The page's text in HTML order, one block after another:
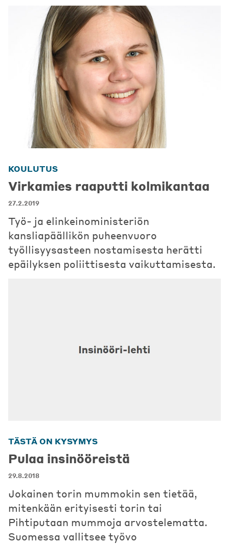
KOULUTUS
Virkamies raaputti kolmikantaa
27.2.2019
Työ- ja elinkeinoministeriön
kansliapäällikön puheenvuoro
työllisyysasteen nostamisesta herätti
epäilyksen poliittisesta vaikuttamisesta.
TÄSTÄ ON KYSYMYS
Pulaa insinööreistä
29.8.2018
Jokainen torin mummokin sen tietää,
mitenkään erityisesti torin tai
Pihtiputaan mummoja arvostelematta.
Suomessa vallitsee työvo